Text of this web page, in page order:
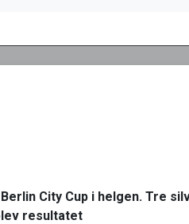
City Cup i helgen. Tre
resultatet